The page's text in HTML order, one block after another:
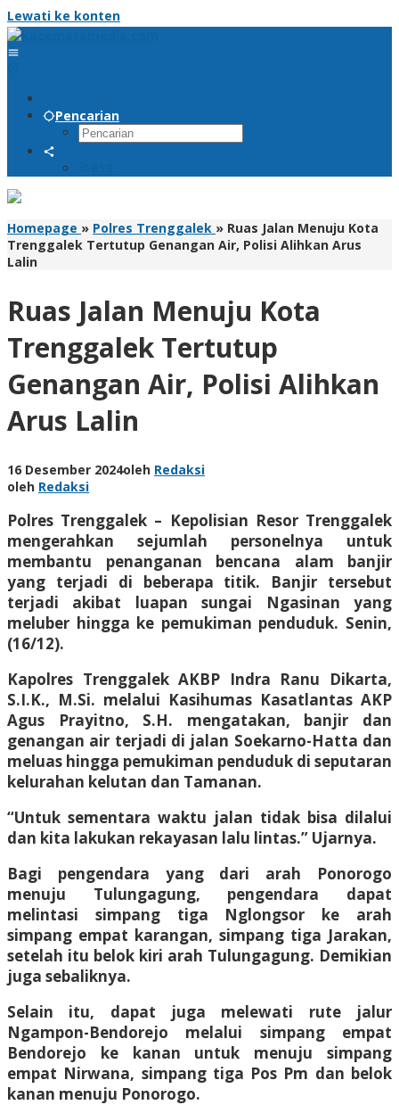
Lewati ke konten
Pencarian
Homepage » Polres Trenggalek » Ruas Jalan Menuju Kota
Trenggalek Tertutup Genangan Air, Polisi Alihkan Arus
Lalin
Ruas Jalan Menuju Kota
Trenggalek Tertutup
Genangan Air, Polisi Alihkan
Arus Lalin
16 Desember 2024oleh Redaksi
oleh Redaksi
Polres Trenggalek – Kepolisian Resor Trenggalek
mengerahkan sejumlah personelnya untuk
membantu penanganan bencana alam banjir
yang terjadi di beberapa titik. Banjir tersebut
terjadi akibat luapan sungai Ngasinan yang
meluber hingga ke pemukiman penduduk. Senin,
(16/12).
Kapolres Trenggalek AKBP Indra Ranu Dikarta,
S.I.K., M.Si. melalui Kasihumas Kasatlantas AKP
Agus Prayitno, S.H. mengatakan, banjir dan
genangan air terjadi di jalan Soekarno-Hatta dan
meluas hingga pemukiman penduduk di seputaran
kelurahan kelutan dan Tamanan.
“Untuk sementara waktu jalan tidak bisa dilalui
dan kita lakukan rekayasan lalu lintas.” Ujarnya.
Bagi pengendara yang dari arah Ponorogo
menuju Tulungagung, pengendara dapat
melintasi simpang tiga Nglongsor ke arah
simpang empat karangan, simpang tiga Jarakan,
setelah itu belok kiri arah Tulungagung. Demikian
juga sebaliknya.
Selain itu, dapat juga melewati rute jalur
Ngampon-Bendorejo melalui simpang empat
Bendorejo ke kanan untuk menuju simpang
empat Nirwana, simpang tiga Pos Pm dan belok
kanan menuju Ponorogo.